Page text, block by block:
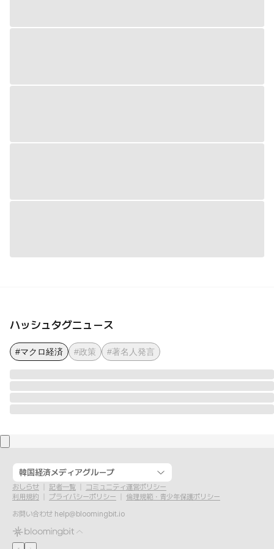
ハッシュタグニュース
#マクロ経済 #政策 #著名人発言
韓国経済メディアグループ
おしらせ 記者一覧
コミュニティ運営ポリシー
利用規約
プライバシーポリシー
倫理規範・青少年保護ポリシー
お問い合わせ help@bloomingbit.io